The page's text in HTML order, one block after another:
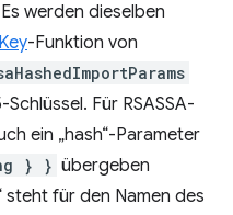
werden dieselben
-Funktion von
Schlüssel. Für RSASSA-
ein „hash“-Parameter
} } übergeben
steht für den Namen des